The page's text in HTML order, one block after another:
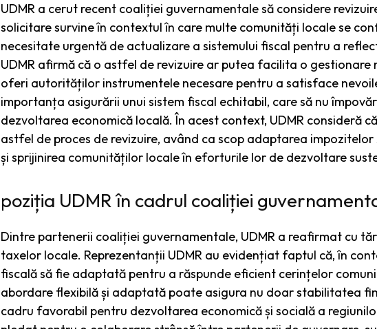
UDMR a cerut recent coaliției guvernamentale să considere
solicitare survine în contextul în care multe comunități locale se
necesitate urgentă de actualizare a sistemului fiscal pentru a
UDMR afirmă că o astfel de revizuire ar putea facilita o gestionare
oferi autorităților instrumentele necesare pentru a satisface
importanța asigurării unui sistem fiscal echitabil, care să nu
dezvoltarea economică locală. În acest context, UDMR consideră
astfel de proces de revizuire, având ca scop adaptarea
și sprijinirea comunităților locale în eforturile lor de dezvoltare
poziția UDMR în cadrul coaliției
Dintre partenerii coaliției guvernamentale, UDMR a reafirmat cu
taxelor locale. Reprezentanții UDMR au evidențiat faptul că, în
fiscală să fie adaptată pentru a răspunde eficient cerințelor
abordare flexibilă și adaptată poate asigura nu doar stabilitatea
cadru favorabil pentru dezvoltarea economică și socială a